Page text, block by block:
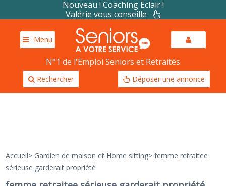
Nouveau ! Coaching Eclair !
Valérie vous conseille
Menu
N°1 de l'Emploi Seniors et Retraités
Rechercher Déposer une annonce
Accueil> Gardien de maison et Home sitting>femme retraitee
sérieuse garderait propriété